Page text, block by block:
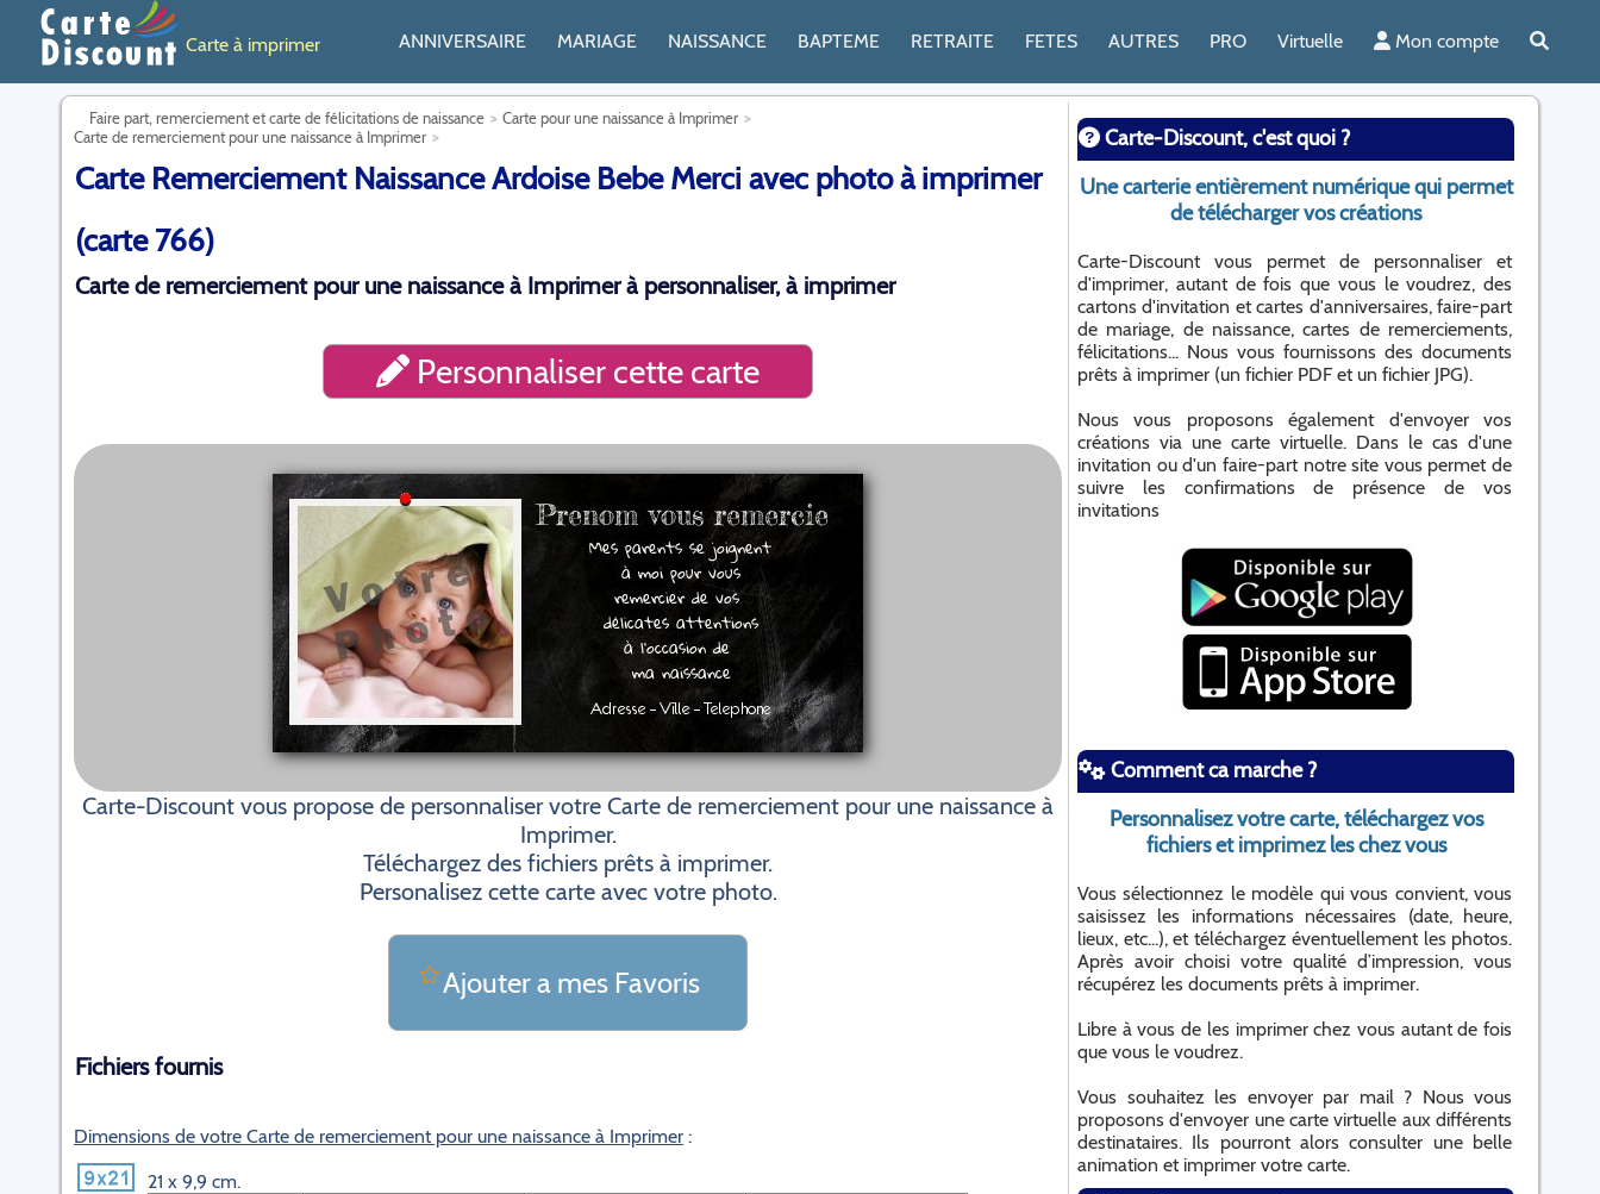
Carte à imprimer ANNIVERSAIRE MARIAGE NAISSANCE BAPTEME RETRAITE FETES AUTRES PRO Virtuelle Mon compte
Faire part, remerciement et carte de félicitations de naissance
Carte pour une naissance à Imprimer
Carte de remerciement pour une naissance à Imprimer
Carte Remerciement Naissance Ardoise Bebe Merci avec photo à imprimer
(carte 766)
Carte de remerciement pour une naissance à Imprimer à personnaliser, à imprimer
Personnaliser cette carte
Carte-Discount vous propose de personnaliser votre Carte de remerciement pour une naissance à
Imprimer.
Téléchargez des fichiers prêts à imprimer.
Personalisez cette carte avec votre photo.
Ajouter a mes Favoris
Fichiers fournis
Dimensions de votre Carte de remerciement pour une naissance à Imprimer :
21 x 9,9 cm.
Carte-Discount, c'est quoi ?
Une carterie entièrement numérique qui permet
de télécharger vos créations
Carte-Discount vous permet de personnaliser et
d'imprimer, autant de fois que vous le voudrez, des
cartons d'invitation et cartes d'anniversaires, faire-part
de mariage, de naissance, cartes de remerciements,
félicitations... Nous vous fournissons des documents
prêts à imprimer (un fichier PDF et un fichier JPG).
Nous vous proposons également d'envoyer vos
créations via une carte virtuelle. Dans le cas d'une
invitation ou d'un faire-part notre site vous permet de
suivre les confirmations de présence de vos
invitations
Comment ca marche ?
Personnalisez votre carte, téléchargez vos
fichiers et imprimez les chez vous
Vous sélectionnez le modèle qui vous convient, vous
saisissez les informations nécessaires (date, heure,
lieux, etc...), et téléchargez éventuellement les photos.
Après avoir choisi votre qualité d’impression, vous
récupérez les documents prêts à imprimer.
Libre à vous de les imprimer chez vous autant de fois
que vous le voudrez.
Vous souhaitez les envoyer par mail ? Nous vous
proposons d'envoyer une carte virtuelle aux différents
destinataires. Ils pourront alors consulter une belle
animation et imprimer votre carte.